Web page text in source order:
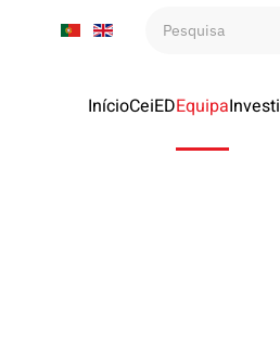
InícioCeiEDEquipa